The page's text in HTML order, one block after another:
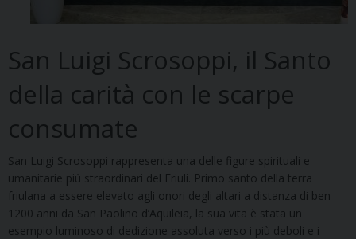
San Luigi Scrosoppi, il Santo
della carità con le scarpe
consumate
San Luigi Scrosoppi rappresenta una delle figure spirituali e
umanitarie più straordinari del Friuli. Primo santo della terra
friulana a essere elevato agli onori degli altari a distanza di ben
1200 anni da San Paolino d’Aquileia, la sua vita è stata un
esempio luminoso di dedizione assoluta verso i più deboli e i